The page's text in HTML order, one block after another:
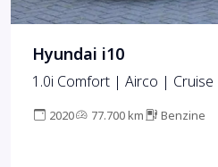
Hyundai i10
1.0i Comfort | Airco |
2020 77.700 km Benzine